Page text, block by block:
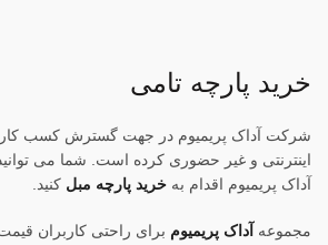
خرید پارچه تامی
شرکت آداک پریمیوم در جهت گسترش کسب کار
اینترنتی و غیر حضوری کرده است. شما می
آداک پریمیوم اقدام به خرید پارچه مبل کنید.
مجموعه آداک پریمیوم برای راحتی کاربران